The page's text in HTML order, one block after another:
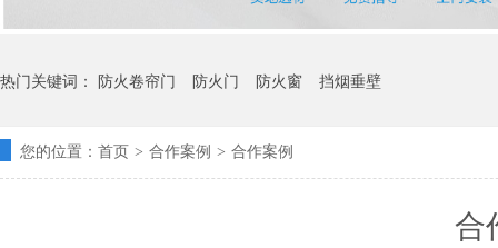
热门关键词： 防火卷帘门 防火门 防火窗 挡烟垂壁
您的位置： 首页 > 合作案例 > 合作案例
合